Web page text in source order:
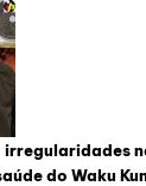
do Waku